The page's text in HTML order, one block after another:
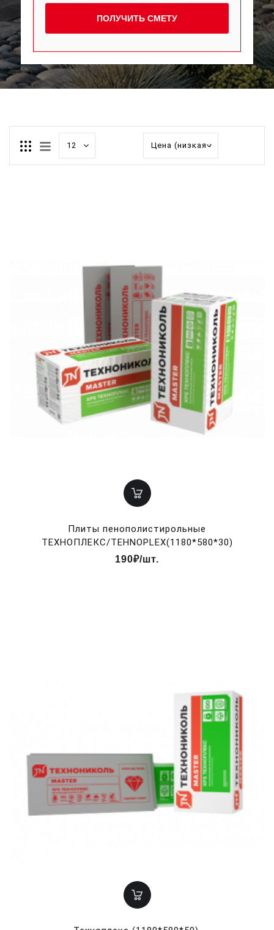
ПОЛУЧИТЬ СМЕТУ
Плиты пенополистирольные
ТЕХНОПЛЕКС/TEHNOPLEX(1180*580*30)
190₽/шт.